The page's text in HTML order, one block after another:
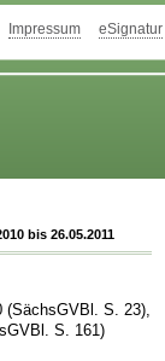
Impressum eSignatur
bis 26.05.2011
S. 23),
S. 161)